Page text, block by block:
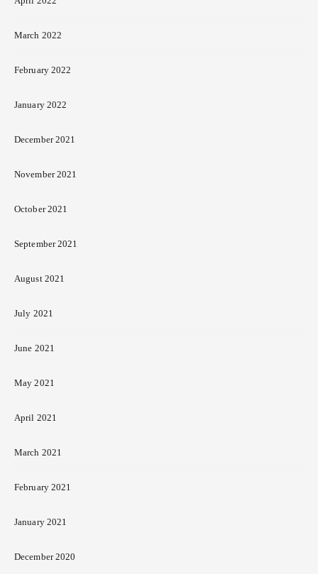
March 2022
February 2022
January 2022
December 2021
November 2021
October 2021
September 2021
August 2021
July 2021
June 2021
May 2021
April 2021
March 2021
February 2021
January 2021
December 2020